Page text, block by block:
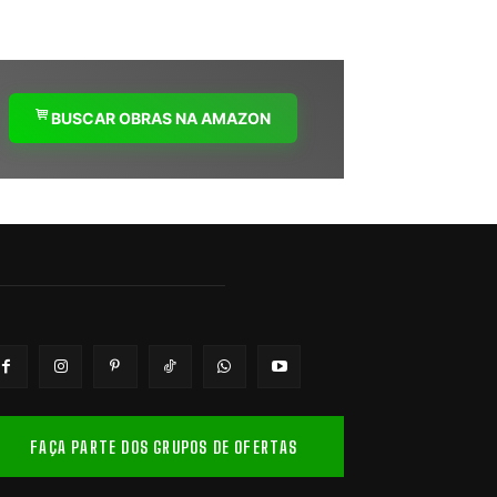
BUSCAR OBRAS NA AMAZON
FAÇA PARTE DOS GRUPOS DE OFERTAS